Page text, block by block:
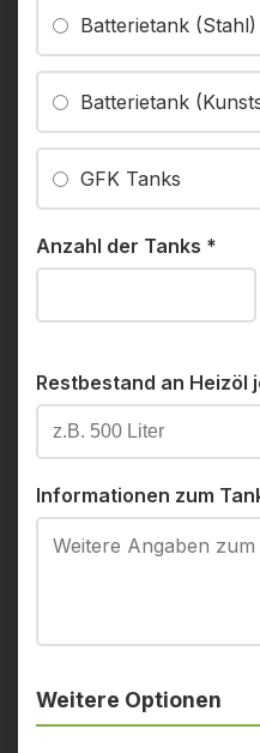
Batterietank (Stahl)
Batterietank
GFK Tanks
Anzahl der Tanks *
Restbestand an Heizöl
Informationen zum
Weitere Optionen